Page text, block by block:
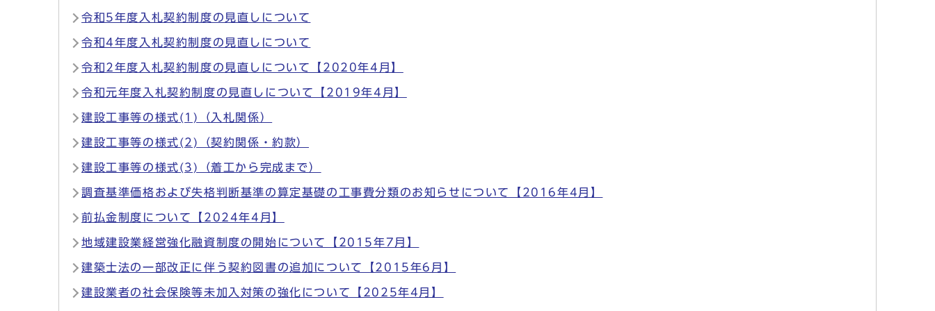
令和5年度入札契約制度の見直しについて
令和4年度入札契約制度の見直しについて
令和2年度入札契約制度の見直しについて【2020年4月】
令和元年度入札契約制度の見直しについて【2019年4月】
建設工事等の様式(1)（入札関係）
建設工事等の様式(2)（契約関係・約款）
建設工事等の様式(3)（着工から完成まで）
調査基準価格および失格判断基準の算定基礎の工事費分類のお知らせについて【2016年4月】
前払金制度について【2024年4月】
地域建設業経営強化融資制度の開始について【2015年7月】
建築士法の一部改正に伴う契約図書の追加について【2015年6月】
建設業者の社会保険等未加入対策の強化について【2025年4月】